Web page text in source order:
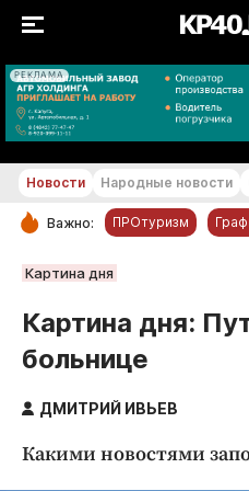
РЕКЛАМА
РУБРИКИ
Новости компаний
Статьи
Народные новости
Новости Народные новости
Важно: ПРОтуризм
Картина дня
Картина дня:
больнице
ДМИТРИЙ ИВЬЕВ
Какими новостями